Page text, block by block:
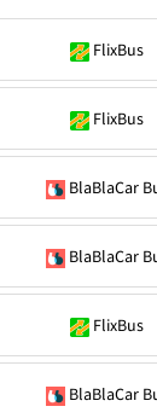
FlixBus
FlixBus
BlaBlaCar
BlaBlaCar
FlixBus
BlaBlaCar